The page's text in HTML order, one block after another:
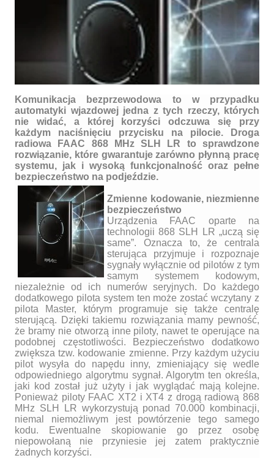
Wszystkie drogi prowadzą do domu. Trwa lipcowa promocja pilotów
FAAC 868 SLH LR
Komunikacja bezprzewodowa to w przypadku
automatyki wjazdowej jedna z tych rzeczy, których
nie widać, a której korzyści odczuwa się przy
każdym naciśnięciu przycisku na pilocie. Droga
radiowa FAAC 868 MHz SLH LR to sprawdzone
rozwiązanie, które gwarantuje zarówno płynną pracę
systemu, jak i wysoką funkcjonalność oraz pełne
bezpieczeństwo na podjeździe.
Zmienne kodowanie, niezmienne
bezpieczeństwo
Urządzenia FAAC oparte na
technologii 868 SLH LR „uczą się
same”. Oznacza to, że centrala
sterująca przyjmuje i rozpoznaje
sygnały wyłącznie od pilotów z tym
samym systemem kodowym,
niezależnie od ich numerów seryjnych. Do każdego
dodatkowego pilota system ten może zostać wczytany z
pilota Master, którym programuje się także centralę
sterującą. Dzięki takiemu rozwiązania mamy pewność,
że bramy nie otworzą inne piloty, nawet te operujące na
podobnej częstotliwości. Bezpieczeństwo dodatkowo
zwiększa tzw. kodowanie zmienne. Przy każdym użyciu
pilot wysyła do napędu inny, zmieniający się wedle
odpowiedniego algorytmu sygnał. Algorytm ten określa,
jaki kod został już użyty i jak wyglądać mają kolejne.
Ponieważ piloty FAAC XT2 i XT4 z drogą radiową 868
MHz SLH LR wykorzystują ponad 70.000 kombinacji,
niemal niemożliwym jest powtórzenie tego samego
kodu. Ewentualne skopiowanie go przez osobę
niepowołaną nie przyniesie jej zatem praktycznie
żadnych korzyści.